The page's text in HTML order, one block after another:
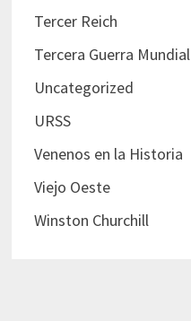
Tercer Reich
Tercera Guerra Mundial
Uncategorized
URSS
Venenos en la Historia
Viejo Oeste
Winston Churchill